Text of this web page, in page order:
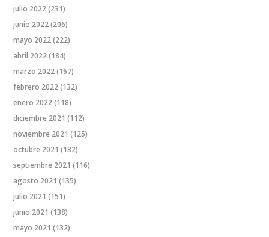
julio 2022(231)
junio 2022(206)
mayo 2022(222)
abril 2022(184)
marzo 2022(167)
febrero 2022(132)
enero 2022(118)
diciembre 2021 (112)
noviembre 2021 (125)
octubre 2021 (132)
septiembre 2021 (116)
agosto 2021 (135)
julio 2021 (151)
junio 2021 (138)
mayo 2021 (132)